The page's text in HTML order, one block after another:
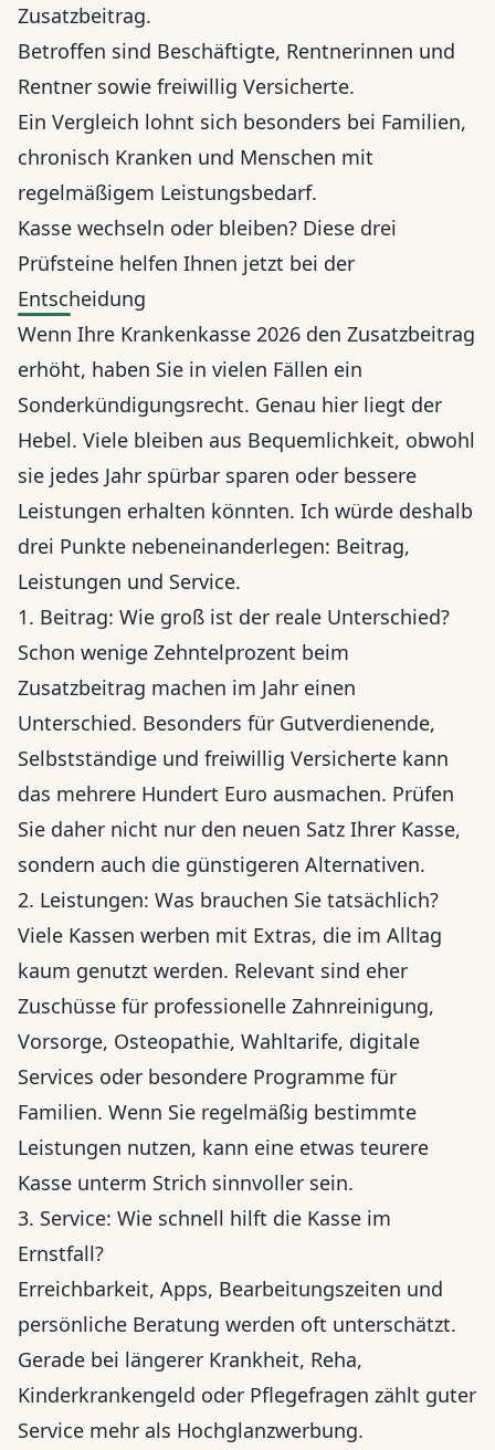
Zusatzbeitrag.
Betroffen sind Beschäftigte, Rentnerinnen und
Rentner sowie freiwillig Versicherte.
Ein Vergleich lohnt sich besonders bei Familien,
chronisch Kranken und Menschen mit
regelmäßigem Leistungsbedarf.
Kasse wechseln oder bleiben? Diese drei
Prüfsteine helfen Ihnen jetzt bei der
Entscheidung
Wenn Ihre Krankenkasse 2026 den Zusatzbeitrag
erhöht, haben Sie in vielen Fällen ein
Sonderkündigungsrecht. Genau hier liegt der
Hebel. Viele bleiben aus Bequemlichkeit, obwohl
sie jedes Jahr spürbar sparen oder bessere
Leistungen erhalten könnten. Ich würde deshalb
drei Punkte nebeneinanderlegen: Beitrag,
Leistungen und Service.
1. Beitrag: Wie groß ist der reale Unterschied?
Schon wenige Zehntelprozent beim
Zusatzbeitrag machen im Jahr einen
Unterschied. Besonders für Gutverdienende,
Selbstständige und freiwillig Versicherte kann
das mehrere Hundert Euro ausmachen. Prüfen
Sie daher nicht nur den neuen Satz Ihrer Kasse,
sondern auch die günstigeren Alternativen.
2. Leistungen: Was brauchen Sie tatsächlich?
Viele Kassen werben mit Extras, die im Alltag
kaum genutzt werden. Relevant sind eher
Zuschüsse für professionelle Zahnreinigung,
Vorsorge, Osteopathie, Wahltarife, digitale
Services oder besondere Programme für
Familien. Wenn Sie regelmäßig bestimmte
Leistungen nutzen, kann eine etwas teurere
Kasse unterm Strich sinnvoller sein.
3. Service: Wie schnell hilft die Kasse im
Ernstfall?
Erreichbarkeit, Apps, Bearbeitungszeiten und
persönliche Beratung werden oft unterschätzt.
Gerade bei längerer Krankheit, Reha,
Kinderkrankengeld oder Pflegefragen zählt guter
Service mehr als Hochglanzwerbung.